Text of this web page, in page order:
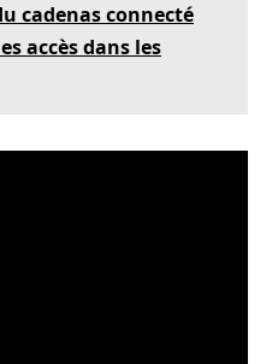
cadenas connecté
accès dans les